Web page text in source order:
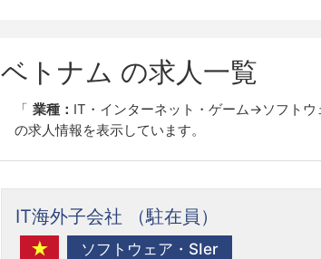
ベトナム の求人一覧
業種： IT・インターネット・ゲーム→ソフトウ
の求人情報を表示しています。
IT海外子会社 （駐在員）
ソフトウェア・SIer